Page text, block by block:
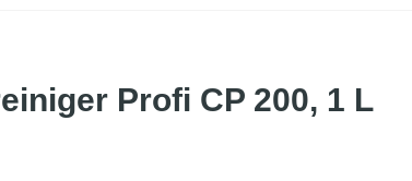
Profi CP 200, 1 L